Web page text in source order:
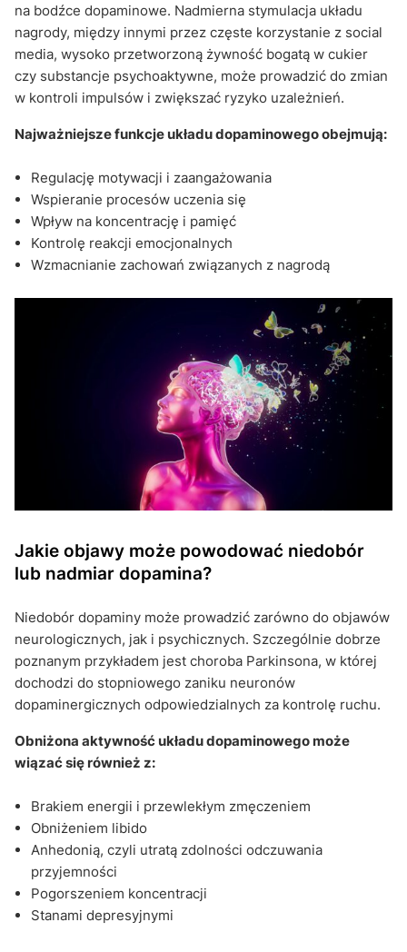
na bodźce dopaminowe. Nadmierna stymulacja układu
nagrody, między innymi przez częste korzystanie z social
media, wysoko przetworzoną żywność bogatą w cukier
czy substancje psychoaktywne, może prowadzić do zmian
w kontroli impulsów i zwiększać ryzyko uzależnień.
Najważniejsze funkcje układu dopaminowego obejmują:
Regulację motywacji i zaangażowania
Wspieranie procesów uczenia się
Wpływ na koncentrację i pamięć
Kontrolę reakcji emocjonalnych
Wzmacnianie zachowań związanych z nagrodą
Jakie objawy może powodować niedobór
lub nadmiar dopamina?
Niedobór dopaminy może prowadzić zarówno do objawów
neurologicznych, jak i psychicznych. Szczególnie dobrze
poznanym przykładem jest choroba Parkinsona, w której
dochodzi do stopniowego zaniku neuronów
dopaminergicznych odpowiedzialnych za kontrolę ruchu.
Obniżona aktywność układu dopaminowego może
wiązać się również z:
Brakiem energii i przewlekłym zmęczeniem
Obniżeniem libido
Anhedonią, czyli utratą zdolności odczuwania
przyjemności
Pogorszeniem koncentracji
Stanami depresyjnymi